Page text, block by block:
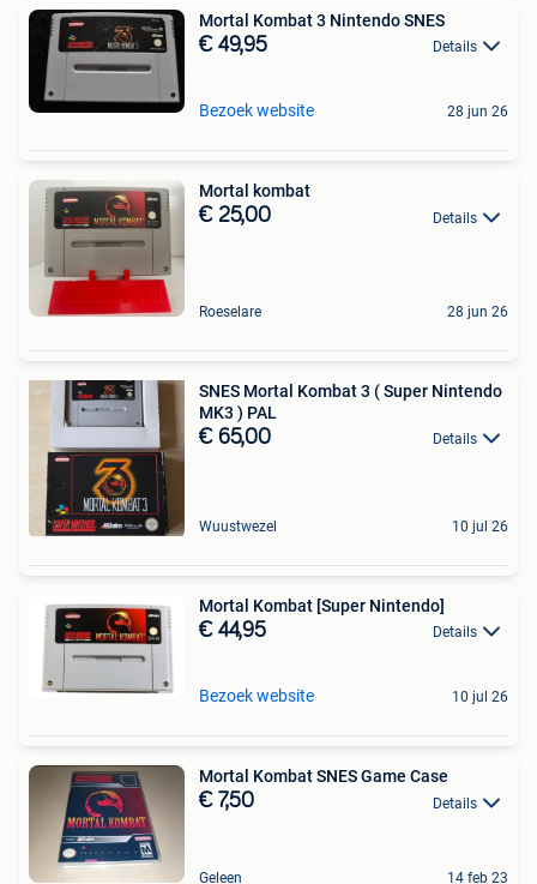
Mortal Kombat 3 Nintendo SNES
€ 49,95 Details
Bezoek website 28 jun 26
Mortal kombat
€ 25,00 Details
Roeselare 28 jun 26
SNES Mortal Kombat 3 ( Super Nintendo
MK3 ) PAL
€ 65,00 Details
Wuustwezel 10 jul 26
Mortal Kombat [Super Nintendo]
€ 44,95 Details
Bezoek website 10 jul 26
Mortal Kombat SNES Game Case
€ 7,50 Details
Geleen 14 feb 23